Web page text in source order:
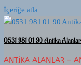
İçeriğe atla
0531 981 01 90 Antika
ANTIKA ALANLAR –